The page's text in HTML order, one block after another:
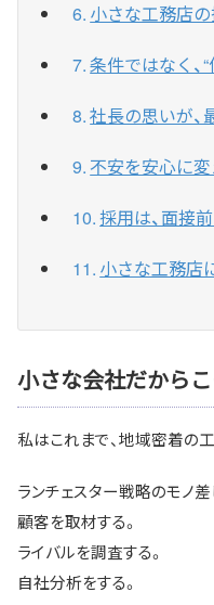
小さな工務店の
条件ではなく、
社長の思いが、
不安を安心に
採用は、面接
小さな工務店
小さな会社だから
私はこれまで、地域密着の
ランチェスター戦略のモノ
顧客を取材する。
ライバルを調査する。
自社分析をする。